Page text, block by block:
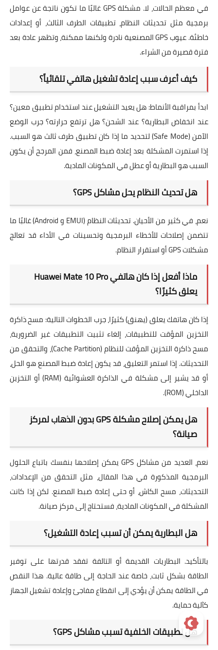
في معظم الحالات، لا. مشكلة GPS غالبًا ما تكون ناتجة عن عوامل
برمجية مثل تحديثات النظام، تطبيقات الطرف الثالث، أو إعدادات
خاطئة. عيوب GPS المصنعية نادرة ولكنها ممكنة، وتظهر عادة بعد
فترة قصيرة من الشراء.
كيف أعرف سبب إعادة تشغيل هاتفي تلقائياً؟
ابدأ بمراقبة الأنماط: هل يعيد التشغيل عند استخدام تطبيق معين؟
عند انخفاض البطارية؟ عند الشحن؟ هل ترتفع حرارته؟ جرب الوضع
الآمن (Safe Mode) لتحديد ما إذا كان تطبيق طرف ثالث هو السبب.
إذا استمرت المشكلة بعد إعادة ضبط المصنع، فمن المرجح أن يكون
السبب هو البطارية أو عطل في المكونات المادية.
هل تحديث النظام يحل مشاكل GPS؟
نعم، في كثير من الأحيان. تحديثات النظام (EMUI و Android) غالبًا ما
تتضمن إصلاحات للأخطاء البرمجية وتحسينات في الأداء قد تعالج
مشكلات GPS أو استقرار النظام.
ماذا أفعل إذا كان هاتفي Huawei Mate 10 Pro
يعلق كثيرًا؟
إذا كان هاتفك يعلق (يهنق) كثيرًا، جرب الخطوات التالية: مسح ذاكرة
التخزين المؤقت للتطبيقات، إلغاء تثبيت التطبيقات غير الضرورية،
مسح ذاكرة التخزين المؤقت للنظام (Cache Partition)، والتحقق من
التحديثات. إذا استمر التعليق، قد يكون إعادة ضبط المصنع هو الحل،
أو قد يشير إلى مشكلة في الذاكرة العشوائية (RAM) أو التخزين
الداخلي (ROM).
هل يمكن إصلاح مشكلة GPS بدون الذهاب لمركز
صيانة؟
نعم، العديد من مشاكل GPS يمكن إصلاحها بنفسك باتباع الحلول
البرمجية المذكورة في هذا المقال، مثل التحقق من الإعدادات،
التحديثات، مسح الكاش، أو حتى إعادة ضبط المصنع. لكن إذا كانت
المشكلة في المكونات المادية، فستحتاج إلى مركز صيانة.
هل البطارية يمكن أن تسبب إعادة التشغيل؟
بالتأكيد. البطاريات القديمة أو التالفة تفقد قدرتها على توفير
الطاقة بشكل ثابت، خاصة عند الحاجة إلى طاقة عالية. هذا النقص
في الطاقة يمكن أن يؤدي إلى انقطاع مفاجئ وإعادة تشغيل الجهاز
كآلية حماية.
هل تطبيقات الخلفية تسبب مشاكل GPS؟